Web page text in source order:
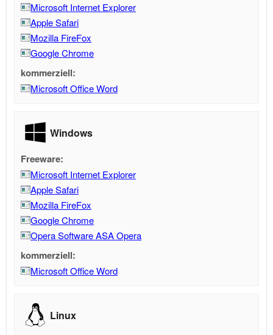
Microsoft Internet Explorer
Apple Safari
Mozilla FireFox
Google Chrome
kommerziell:
Microsoft Office Word
Windows
Freeware:
Microsoft Internet Explorer
Apple Safari
Mozilla FireFox
Google Chrome
Opera Software ASA Opera
kommerziell:
Microsoft Office Word
Linux